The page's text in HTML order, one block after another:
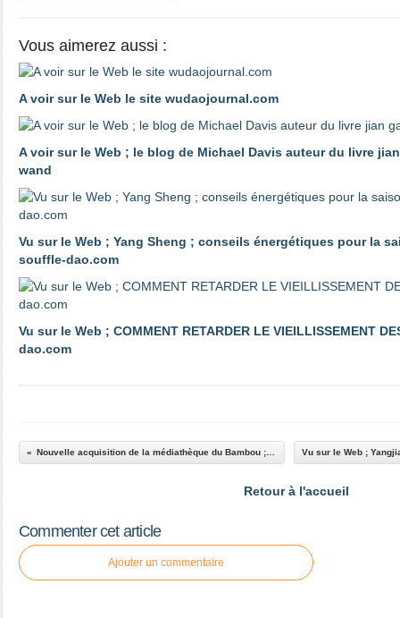
Vous aimerez aussi :
A voir sur le Web le site wudaojournal.com
A voir sur le Web ; le blog de Michael Davis auteur du livre
wand
Vu sur le Web ; Yang Sheng ; conseils énergétiques pour la
souffle-dao.com
Vu sur le Web ; COMMENT RETARDER LE VIEILLISSEMENT
dao.com
Retour à l'accueil
Commenter cet article
Ajouter un commentaire